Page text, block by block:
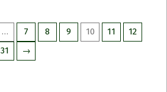
… 7 8 9 10 11
12
31 →